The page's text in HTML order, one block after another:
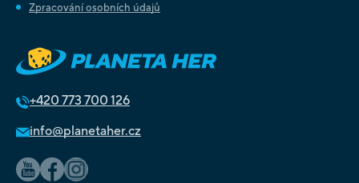
Zpracování osobních údajů
+420 773 700 126
info@planetaher.cz